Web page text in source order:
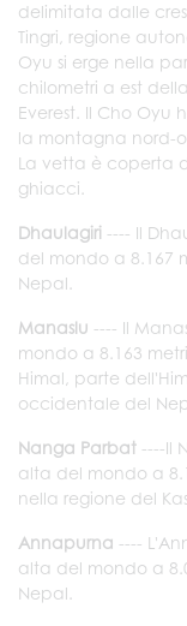
delimitata dalle
Tingri, regione
Oyu si erge nella
chilometri a est
Everest. Il Cho Oyu
la montagna nord-
La vetta è coperta
ghiacci.
Dhaulagiri ---- Il
del mondo a 8.167
Nepal.
Manaslu ---- Il
mondo a 8.163
Himal, parte
occidentale del
Nanga Parbat ----Il
alta del mondo a
nella regione del
Annapurna ----
alta del mondo a
Nepal.